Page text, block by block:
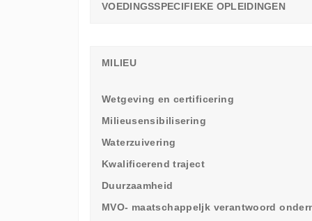
VOEDINGSSPECIFIEKE OPLEIDINGEN
MILIEU
Wetgeving en certificering
Milieusensibilisering
Waterzuivering
Kwalificerend traject
Duurzaamheid
MVO- maatschappeljk verantwoord